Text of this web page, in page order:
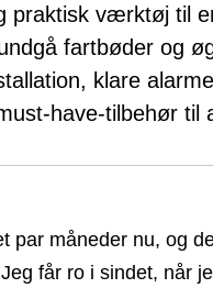
praktisk værktøj til
fartbøder og
klare
have-tilbehør til
par måneder nu, og
får ro i sindet, når